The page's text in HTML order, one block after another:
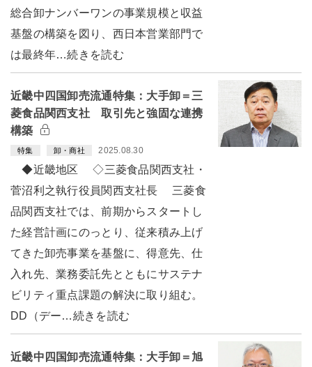
総合卸ナンバーワンの事業規模と収益
基盤の構築を図り、西日本営業部門で
は最終年…続きを読む
近畿中四国卸売流通特集：大手卸＝三
菱食品関西支社 取引先と強固な連携
構築
特集 卸・商社 2025.08.30
◆近畿地区 ◇三菱食品関西支社・
菅沼利之執行役員関西支社長 三菱食
品関西支社では、前期からスタートし
た経営計画にのっとり、従来積み上げ
てきた卸売事業を基盤に、得意先、仕
入れ先、業務委託先とともにサステナ
ビリティ重点課題の解決に取り組む。
DD（デー…続きを読む
近畿中四国卸売流通特集：大手卸＝旭